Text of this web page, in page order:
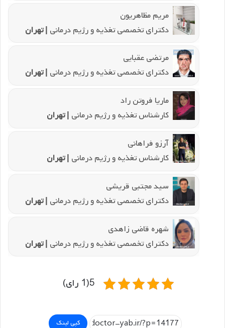
مریم مظاهریون
دکترای تخصصی تغذیه و رژیم درمانی | تهران
مرتضی عقبایی
دکترای تخصصی تغذیه و رژیم درمانی | تهران
ماریا فروتن راد
کارشناس تغذیه و رژیم درمانی | تهران
آرزو فراهانی
کارشناس تغذیه و رژیم درمانی | تهران
سید مجتبی قریشی
دکترای تخصصی تغذیه و رژیم درمانی | تهران
شهره قاضی زاهدی
دکترای تخصصی تغذیه و رژیم درمانی | تهران
5(1 رای)
کپی لینک